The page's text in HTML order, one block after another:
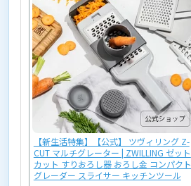
【新生活特集】【公式】 ツヴィリング Z-
CUT マルチグレーター | ZWILLING ゼット
カット すりおろし器 おろし金 コンパクト
グレーダー スライサー キッチンツール